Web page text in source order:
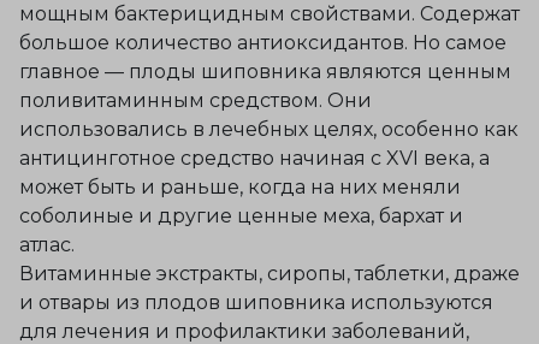
мощным бактерицидным свойствами. Содержат
большое количество антиоксидантов. Но самое
главное — плоды шиповника являются ценным
поливитаминным средством. Они
использовались в лечебных целях, особенно как
антицинготное средство начиная с XVI века, а
может быть и раньше, когда на них меняли
соболиные и другие ценные меха, бархат и
атлас.
Витаминные экстракты, сиропы, таблетки, драже
и отвары из плодов шиповника используются
для лечения и профилактики заболеваний,